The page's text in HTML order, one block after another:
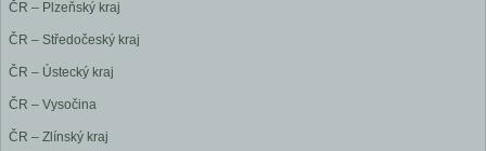
ČR – Plzeňský kraj
ČR – Středočeský kraj
ČR – Ústecký kraj
ČR – Vysočina
ČR – Zlínský kraj